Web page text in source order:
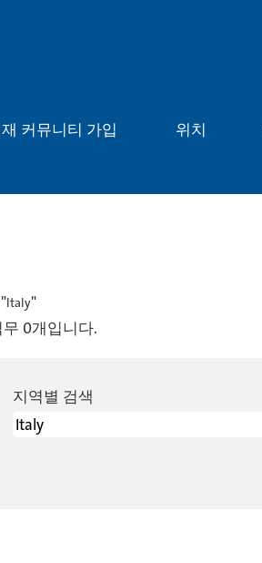
커뮤니티 가입 위치
Italy"
0개입니다.
지역별 검색